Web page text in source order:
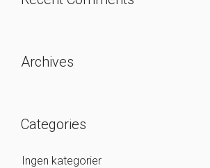
Archives
Categories
Ingen kategorier